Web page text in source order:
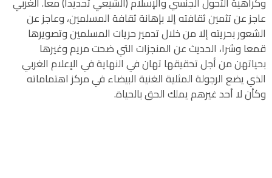
عاجز عن تثمين ثقافته إلا بإهانة ثقافة المسلمين، وعاجز عن
الشعور بحريته إلا من خلال تدمير حريات المسلمين وتصويرها
قمعا وشرا، الحديث عن المنجزات التي ضحت مريم وغيرها
بحياتهن من أجل تحقيقها تهان في النهاية في الإعلام الغربي
الذي يضع الرجولة المثلية الغنية البيضاء في مركز اهتماماته
وكأن لا أحد غيرهم يملك الحق بالحياة.